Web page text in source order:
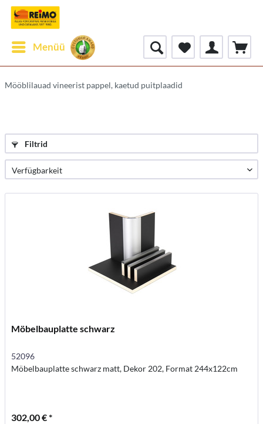
Menüü
Mööblilauad vineerist pappel, kaetud puitplaadid
Filtrid
Möbelbauplatte schwarz
52096
Möbelbauplatte schwarz matt, Dekor 202, Format 244x122cm
302,00 € *